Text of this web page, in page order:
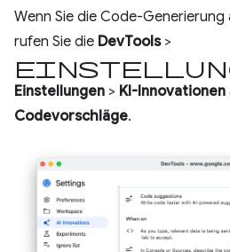
Wenn Sie die Code-
rufen Sie die DevTools>
Einstellungen > KI-Innovationen
Codevorschläge.